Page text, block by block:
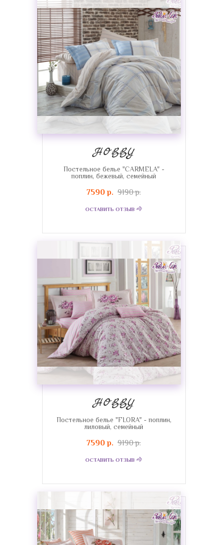
HOBBY
Постельное белье "CARMELA" -
поплин, бежевый, семейный
7590 р. 9190 р.
ОСТАВИТЬ ОТЗЫВ
HOBBY
Постельное белье "FLORA" - поплин,
лиловый, семейный
7590 р. 9190 р.
ОСТАВИТЬ ОТЗЫВ